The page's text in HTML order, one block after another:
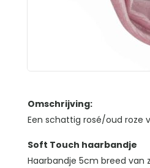
Omschrijving:
Een schattig rosé/oud roze
Soft Touch haarbandje
Haarbandje 5cm breed van